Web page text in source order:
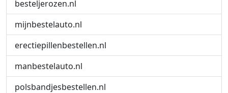
besteljerozen.nl
mijnbestelauto.nl
erectiepillenbestellen.nl
manbestelauto.nl
polsbandjesbestellen.nl